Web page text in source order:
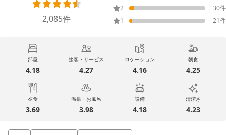
2,085件
2
30件
1
21件
部屋
4.18
接客・サービス
4.27
ロケーション
4.16
朝食
4.25
夕食
3.69
温泉・お風呂
3.98
設備
4.18
清潔さ
4.23